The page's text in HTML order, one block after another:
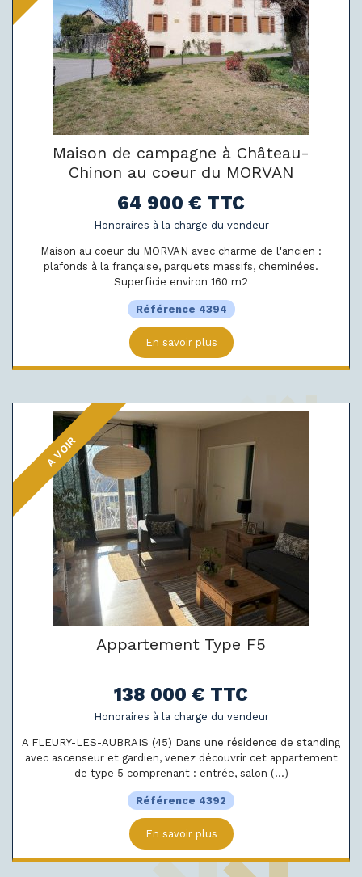
Maison de campagne à Château-
Chinon au coeur du MORVAN
64 900 € TTC
Honoraires à la charge du vendeur
Maison au coeur du MORVAN avec charme de l'ancien :
plafonds à la française, parquets massifs, cheminées.
Superficie environ 160 m2
Référence 4394
En savoir plus
A VOIR
Appartement Type F5
138 000 € TTC
Honoraires à la charge du vendeur
A FLEURY-LES-AUBRAIS (45) Dans une résidence de standing
avec ascenseur et gardien, venez découvrir cet appartement
de type 5 comprenant : entrée, salon (...)
Référence 4392
En savoir plus